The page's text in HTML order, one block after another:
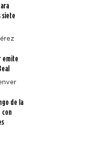
por nuestro nombre:
María Magdalena
siete
emite
de la
con